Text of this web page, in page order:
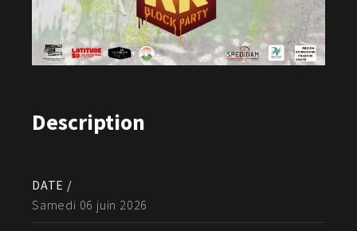
Description
DATE /
Samedi 06 juin 2026